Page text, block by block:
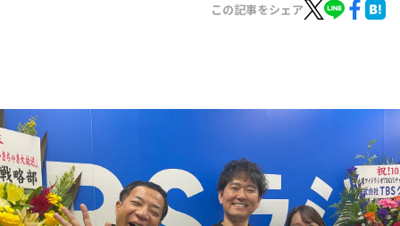
YouTube
この記事をシェア